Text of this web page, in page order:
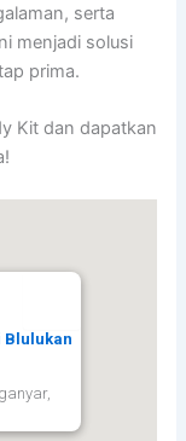
serta
menjadi solusi
prima.
Kit dan dapatkan
Blulukan